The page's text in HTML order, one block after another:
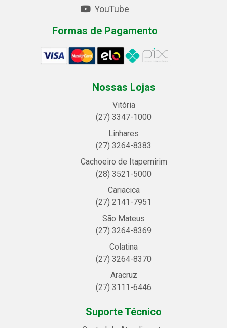
YouTube
Formas de Pagamento
Nossas Lojas
Vitória
(27) 3347-1000
Linhares
(27) 3264-8383
Cachoeiro de Itapemirim
(28) 3521-5000
Cariacica
(27) 2141-7951
São Mateus
(27) 3264-8369
Colatina
(27) 3264-8370
Aracruz
(27) 3111-6446
Suporte Técnico